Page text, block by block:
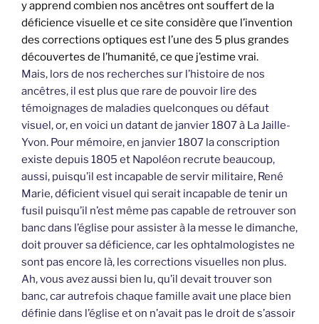
y apprend combien nos ancêtres ont souffert de la
déficience visuelle et ce site considère que l’invention
des corrections optiques est l’une des 5 plus grandes
découvertes de l’humanité, ce que j’estime vrai.
Mais, lors de nos recherches sur l’histoire de nos
ancêtres, il est plus que rare de pouvoir lire des
témoignages de maladies quelconques ou défaut
visuel, or, en voici un datant de janvier 1807 à La Jaille-
Yvon. Pour mémoire, en janvier 1807 la conscription
existe depuis 1805 et Napoléon recrute beaucoup,
aussi, puisqu’il est incapable de servir militaire, René
Marie, déficient visuel qui serait incapable de tenir un
fusil puisqu’il n’est même pas capable de retrouver son
banc dans l’église pour assister à la messe le dimanche,
doit prouver sa déficience, car les ophtalmologistes ne
sont pas encore là, les corrections visuelles non plus.
Ah, vous avez aussi bien lu, qu’il devait trouver son
banc, car autrefois chaque famille avait une place bien
définie dans l’église et on n’avait pas le droit de s’assoir